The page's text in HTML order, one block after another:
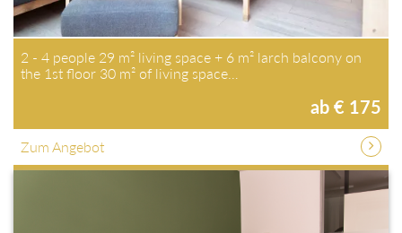
2 - 4 people 29 m² living space + 6 m² larch balcony on
the 1st floor 30 m² of living space…
ab € 175
Zum Angebot